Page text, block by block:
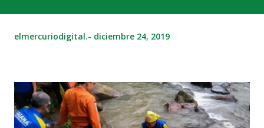
elmercuriodigital.- diciembre 24, 2019